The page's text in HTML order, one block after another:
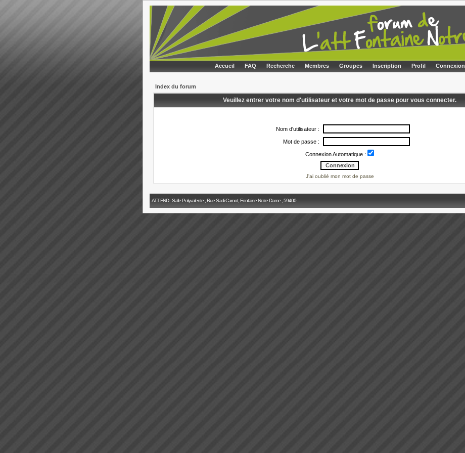
Accueil FAQ Recherche Membres Groupes Inscription Profil Connexion
Index du forum
Veuillez entrer votre nom d'utilisateur et votre mot de passe pour vous connecter.
Nom d'utilisateur :
Mot de passe :
Connexion Automatique :
J'ai oublié mon mot de passe
ATT FND - Salle Polyvalente , Rue Sadi Carnot, Fontaine Notre Dame , 59400